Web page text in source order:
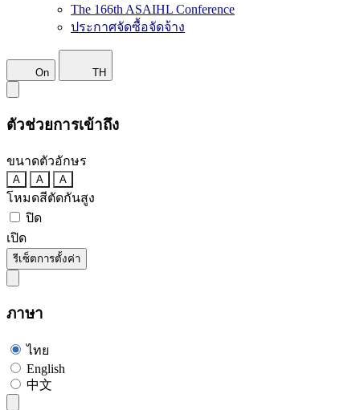
The 166th ASAIHL Conference
ประกาศจัดซื้อจัดจ้าง
On TH
ตัวช่วยการเข้าถึง
ขนาดตัวอักษร
A A A
โหมดสีตัดกันสูง
ปิด
เปิด
รีเซ็ตการตั้งค่า
ภาษา
ไทย
English
中文